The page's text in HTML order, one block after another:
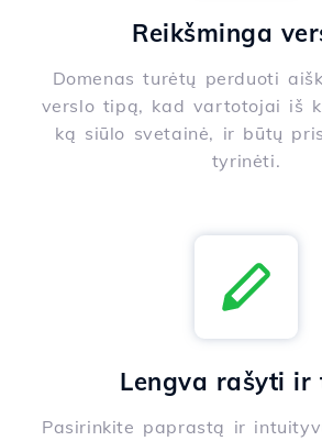
Reikšminga
Domenas turėtų perduoti
verslo tipą, kad vartotojai iš
ką siūlo svetainė, ir būtų
tyrinėti.
Lengva rašyti
Pasirinkite paprastą ir